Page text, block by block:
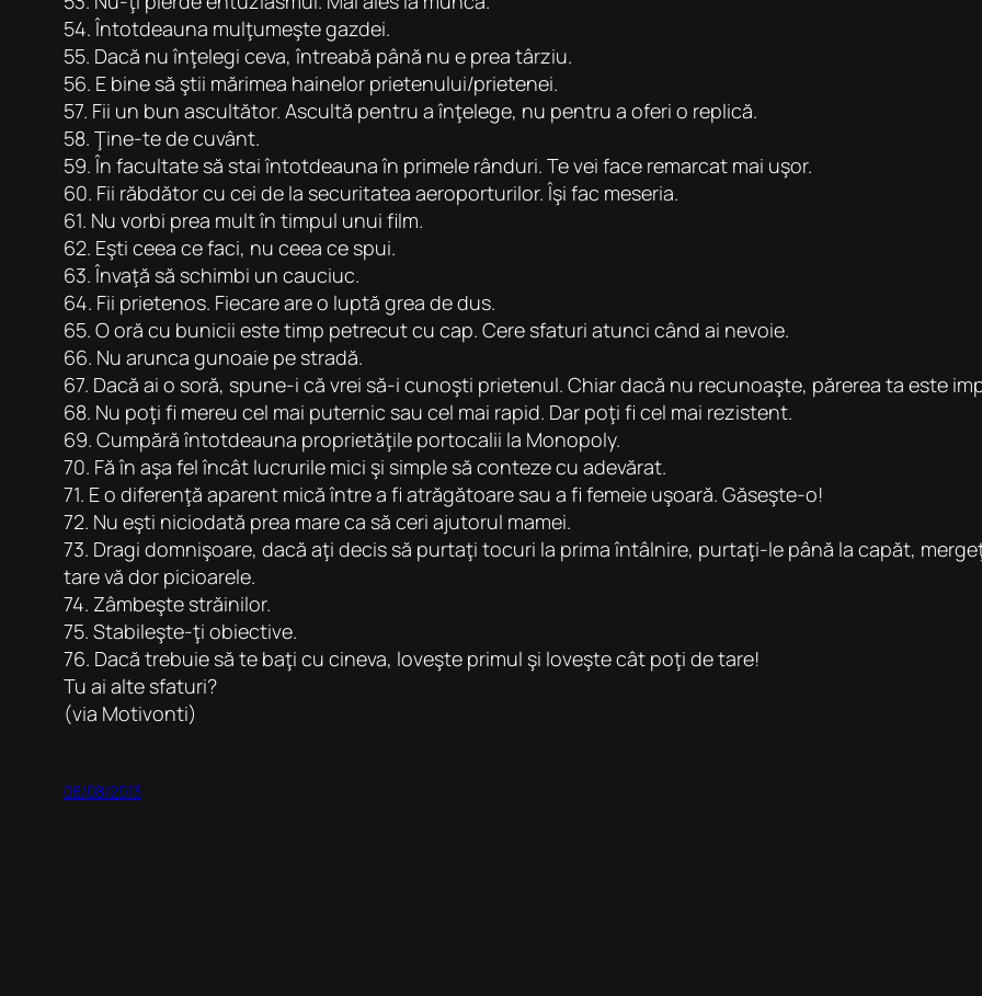
54. Întotdeauna mulţumeşte gazdei.
55. Dacă nu înţelegi ceva, întreabă până nu e prea târziu.
56. E bine să ştii mărimea hainelor prietenului/prietenei.
57. Fii un bun ascultător. Ascultă pentru a înţelege, nu pentru a oferi o replică.
58. Ţine-te de cuvânt.
59. În facultate să stai întotdeauna în primele rânduri. Te vei face remarcat mai uşor.
60. Fii răbdător cu cei de la securitatea aeroporturilor. Îşi fac meseria.
61. Nu vorbi prea mult în timpul unui film.
62. Eşti ceea ce faci, nu ceea ce spui.
63. Învaţă să schimbi un cauciuc.
64. Fii prietenos. Fiecare are o luptă grea de dus.
65. O oră cu bunicii este timp petrecut cu cap. Cere sfaturi atunci când ai nevoie.
66. Nu arunca gunoaie pe stradă.
67. Dacă ai o soră, spune-i că vrei să-i cunoşti prietenul. Chiar dacă nu recunoaşte, părerea ta este
68. Nu poţi fi mereu cel mai puternic sau cel mai rapid. Dar poţi fi cel mai rezistent.
69. Cumpără întotdeauna proprietăţile portocalii la Monopoly.
70. Fă în aşa fel încât lucrurile mici şi simple să conteze cu adevărat.
71. E o diferenţă aparent mică între a fi atrăgătoare sau a fi femeie uşoară. Găseşte-o!
72. Nu eşti niciodată prea mare ca să ceri ajutorul mamei.
73. Dragi domnişoare, dacă aţi decis să purtaţi tocuri la prima întâlnire, purtaţi-le până la capăt,
tare vă dor picioarele.
74. Zâmbeşte străinilor.
75. Stabileşte-ţi obiective.
76. Dacă trebuie să te baţi cu cineva, loveşte primul şi loveşte cât poţi de tare!
Tu ai alte sfaturi?
(via Motivonti)
08/08/2013